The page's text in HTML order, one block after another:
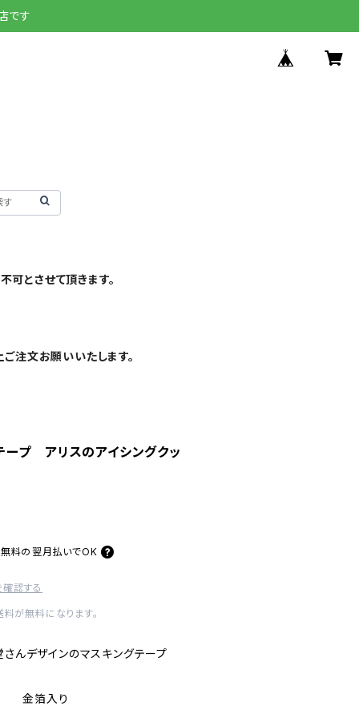
です
とさせて頂きます。
注文お願いいたします。
プ アリスのアイシングクッ
料の 翌月払いでOK
認する
が無料になります。
さんデザインのマスキングテープ
金箔入り